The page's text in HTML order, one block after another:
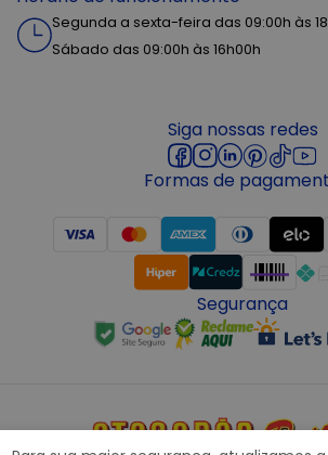
Segunda a sexta-feira das 09:00h às
Sábado das 09:00h às 16h00h
Siga nossas redes
Formas de
Segurança